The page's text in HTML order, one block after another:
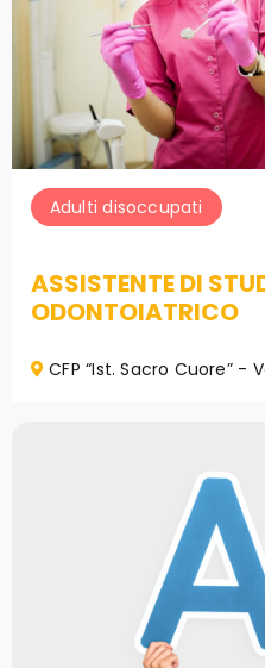
Adulti disoccupati
ASSISTENTE DI
ODONTOIATRICO
CFP “Ist. Sacro Cuore” -